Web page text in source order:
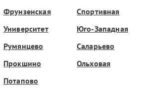
Фрунзенская
Спортивная
Университет
Юго-Западная
Румянцево
Саларьево
Прокшино
Ольховая
Потапово